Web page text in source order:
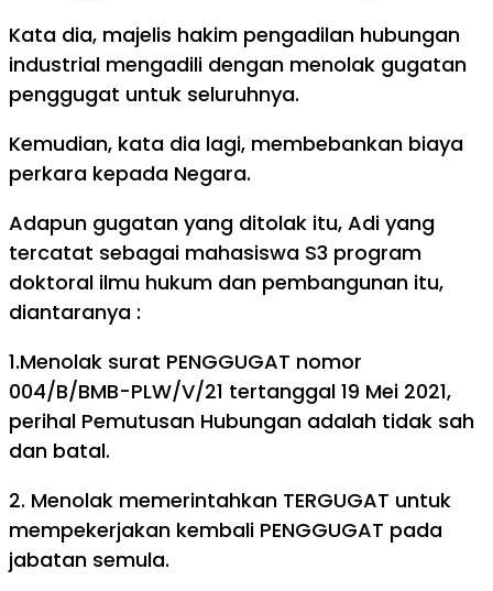
Kata dia, majelis hakim pengadilan hubungan
industrial mengadili dengan menolak gugatan
penggugat untuk seluruhnya.
Kemudian, kata dia lagi, membebankan biaya
perkara kepada Negara.
Adapun gugatan yang ditolak itu, Adi yang
tercatat sebagai mahasiswa S3 program
doktoral ilmu hukum dan pembangunan itu,
diantaranya :
1.Menolak surat PENGGUGAT nomor
004/B/BMB-PLW/V/21 tertanggal 19 Mei 2021,
perihal Pemutusan Hubungan adalah tidak sah
dan batal.
2. Menolak memerintahkan TERGUGAT untuk
mempekerjakan kembali PENGGUGAT pada
jabatan semula.